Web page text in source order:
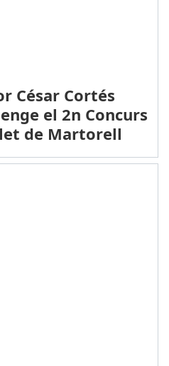
César Cortés
el 2n Concurs
de Martorell